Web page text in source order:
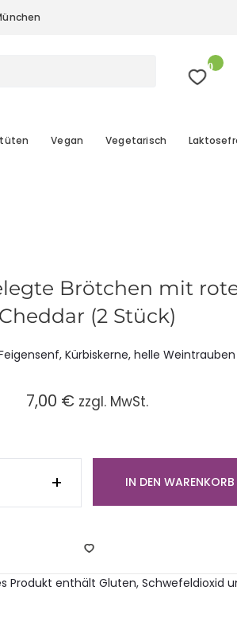
Düsseldorf, Köln und München
0
Vegan Vegetarisch
Brötchen mit
Cheddar (2 Stück)
Kürbiskerne, helle Weintrauben
7,00 € zzgl. MwSt.
+ IN DEN WARENKORB
Produkt enthält Gluten, Schwefeldioxid